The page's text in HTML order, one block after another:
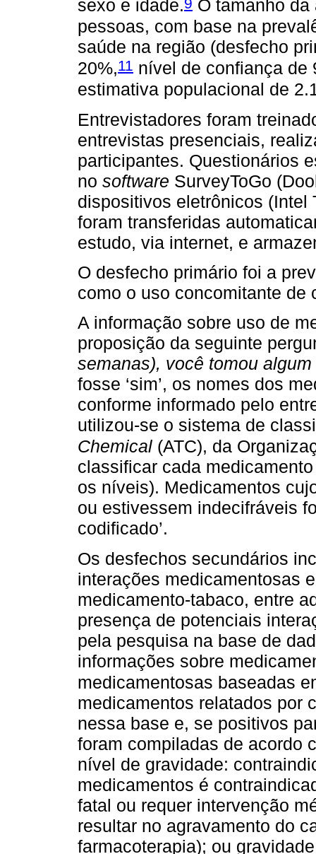
sexo e idade.
O tamanho
pessoas, com base na
saúde na região (desfecho
20%,11 nível de confiança de
estimativa populacional de
Entrevistadores foram
entrevistas presenciais,
participantes. Questionários
no software SurveyToGo
dispositivos eletrônicos (Intel
foram transferidas
estudo, via internet, e
O desfecho primário foi a
como o uso concomitante de
A informação sobre uso de
proposição da seguinte
semanas), você tomou
fosse ‘sim’, os nomes dos
conforme informado pelo
utilizou-se o sistema de
Chemical (ATC), da
classificar cada
os níveis). Medicamentos
ou estivessem indecifráveis
codificado’.
Os desfechos secundários
interações medicamentosas
medicamento-tabaco, entre
presença de potenciais
pela pesquisa na base de
informações sobre
medicamentosas baseadas
medicamentos relatados por
nessa base e, se positivos
foram compiladas de acordo
nível de gravidade:
medicamentos é
fatal ou requer intervenção
resultar no agravamento do
farmacoterapia); ou